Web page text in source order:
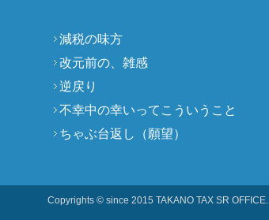
減税の味方
改元前の、雑感
逆戻り
不幸中の幸いってこういうこと
ちゃぶ台返し（願望）
Copyrights © since 2015 TAKANO TAX SR